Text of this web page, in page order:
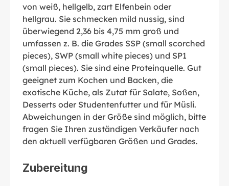
von weiß, hellgelb, zart Elfenbein oder
hellgrau. Sie schmecken mild nussig, sind
überwiegend 2,36 bis 4,75 mm groß und
umfassen z. B. die Grades SSP (small scorched
pieces), SWP (small white pieces) und SP1
(small pieces). Sie sind eine Proteinquelle. Gut
geeignet zum Kochen und Backen, die
exotische Küche, als Zutat für Salate, Soßen,
Desserts oder Studentenfutter und für Müsli.
Abweichungen in der Größe sind möglich, bitte
fragen Sie Ihren zuständigen Verkäufer nach
den aktuell verfügbaren Größen und Grades.
Zubereitung